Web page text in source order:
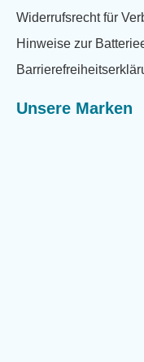
Widerrufsrecht für
Hinweise zur
Unsere Marken